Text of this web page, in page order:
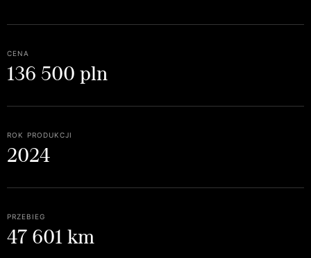
cena
136 500 pln
rok produkcji
2024
przebieg
47 601 km